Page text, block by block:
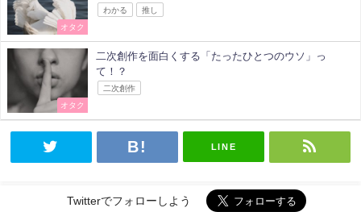
オタク
わかる 推し
オタク
二次創作を面白くする「たったひとつのウソ」っ
て！？
二次創作
LINE
Twitterでフォローしよう